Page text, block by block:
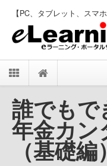
【PC、タブレット、スマ
誰でもで
年金カン
（基礎編）